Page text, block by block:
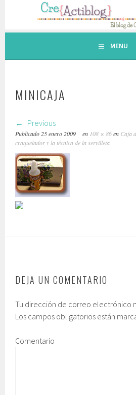
contenido.
MENU
MINICAJA
Previous
Publicado 25 enero 2009 en 108 × 86en Caja
craquelador y la técnica de la servilleta
DEJA UN COMENTARIO
Tu dirección de correo electrónico
Los campos obligatorios están
Comentario